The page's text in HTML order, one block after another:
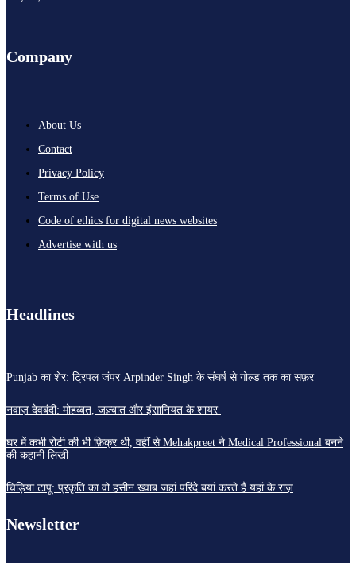
Company
About Us
Contact
Privacy Policy
Terms of Use
Code of ethics for digital news websites
Advertise with us
Headlines
Punjab का शेर: ट्रिपल जंपर Arpinder Singh के संघर्ष से गोल्ड तक का सफ़र
नवाज़ देवबंदी: मोहब्बत, जज़्बात और इंसानियत के शायर
घर में कभी रोटी की भी फ़िक्र थी, वहीं से Mehakpreet ने Medical Professional बनने
की कहानी लिखी
चिड़िया टापू: प्रकृति का वो हसीन ख्वाब जहां परिंदे बयां करते हैं यहां के राज़
Newsletter